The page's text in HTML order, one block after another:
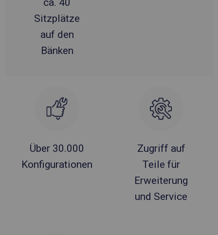
Sitzplätze
auf den
Bänken
Über 30.000
Konfigurationen
Zugriff auf
Teile für
Erweiterung
und Service